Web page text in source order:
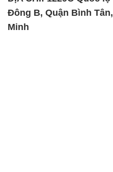
Đông B, Quận Bình
Minh